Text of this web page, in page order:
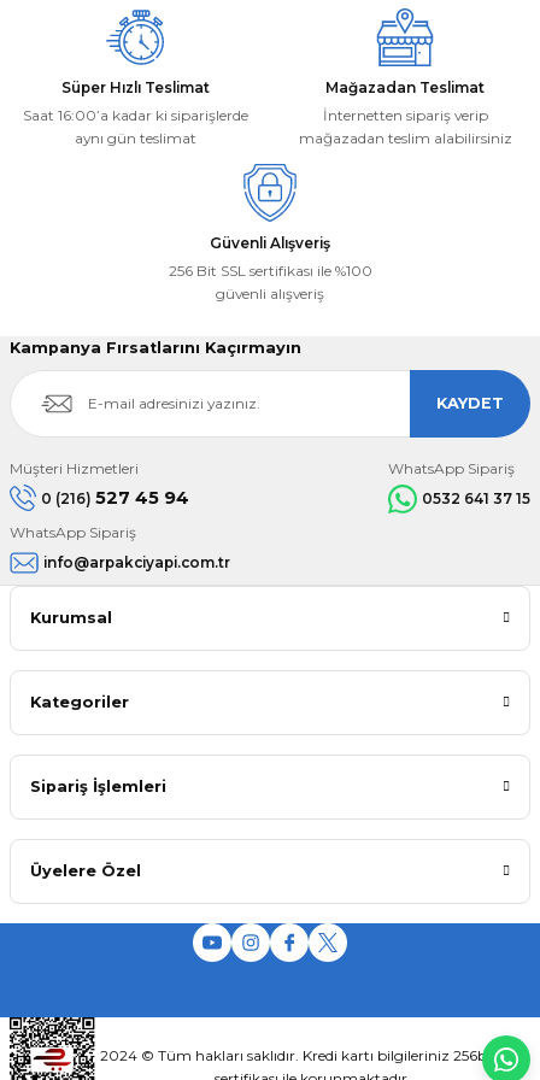
Süper Hızlı Teslimat
Saat 16:00’a kadar ki siparişlerde
aynı gün teslimat
Mağazadan Teslimat
İnternetten sipariş verip
mağazadan teslim alabilirsiniz
Güvenli Alışveriş
256 Bit SSL sertifikası ile %100
güvenli alışveriş
Kampanya Fırsatlarını Kaçırmayın
KAYDET
Müşteri Hizmetleri
0 (216) 527 45 94
WhatsApp Sipariş
0532 641 37 15
WhatsApp Sipariş
info@arpakciyapi.com.tr
Kurumsal
Kategoriler
Sipariş İşlemleri
Üyelere Özel
2024 © Tüm hakları saklıdır. Kredi kartı bilgileriniz 256bit SSL